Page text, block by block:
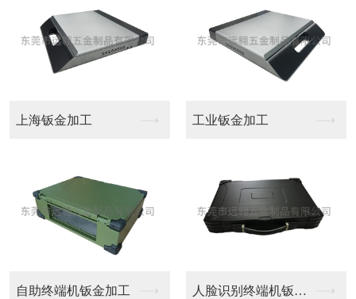
工业钣金加工
加工 人脸识别终端机钣金加...
广州CNC加工中
工业终端机钣金